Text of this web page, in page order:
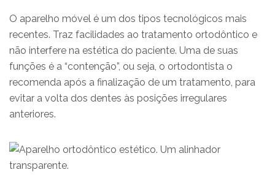
O aparelho móvel é um dos tipos tecnológicos mais
recentes. Traz facilidades ao tratamento ortodôntico e
não interfere na estética do paciente. Uma de suas
funções é a “contenção”, ou seja, o ortodontista o
recomenda após a finalização de um tratamento, para
evitar a volta dos dentes às posições irregulares
anteriores.